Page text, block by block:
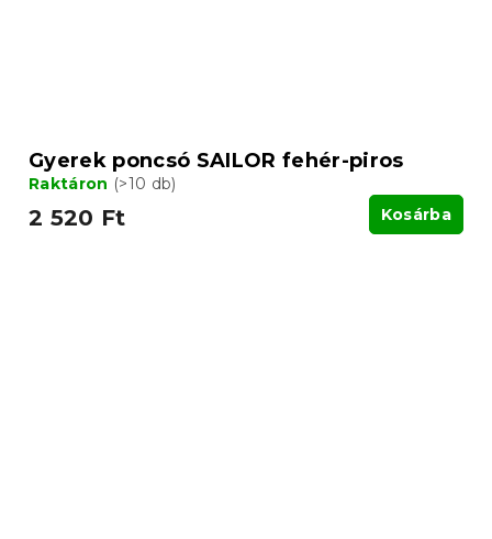
Gyerek poncsó SAILOR fehér-piros
Raktáron (>10 db)
2 520 Ft Kosárba